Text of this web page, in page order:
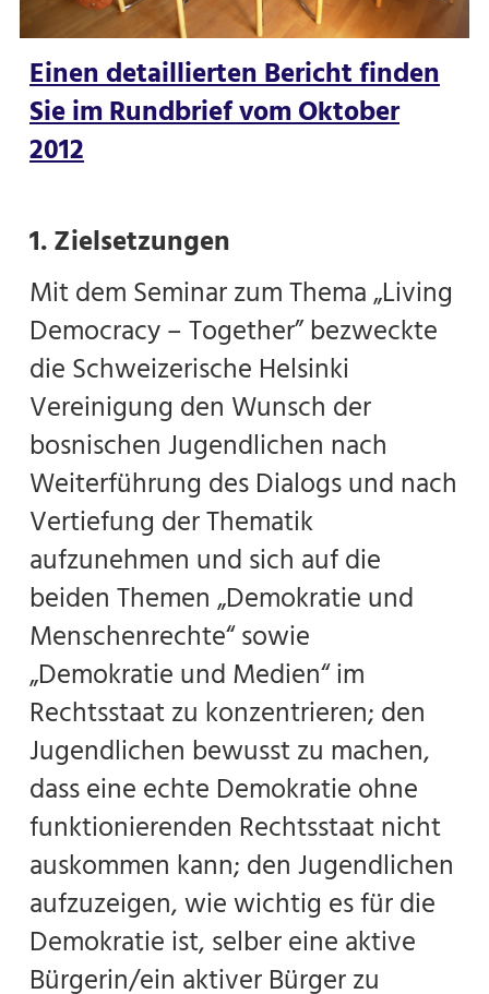
Einen detaillierten Bericht finden
Sie imRundbrief vom Oktober
2012
1. Zielsetzungen
Mit dem Seminar zum Thema „Living
Democracy – Together” bezweckte
die Schweizerische Helsinki
Vereinigung den Wunsch der
bosnischen Jugendlichen nach
Weiterführung des Dialogs und nach
Vertiefung der Thematik
aufzunehmen und sich auf die
beiden Themen „Demokratie und
Menschenrechte“ sowie
„Demokratie und Medien“ im
Rechtsstaat zu konzentrieren; den
Jugendlichen bewusst zu machen,
dass eine echte Demokratie ohne
funktionierenden Rechtsstaat nicht
auskommen kann; den Jugendlichen
aufzuzeigen, wie wichtig es für die
Demokratie ist, selber eine aktive
Bürgerin/ein aktiver Bürger zu